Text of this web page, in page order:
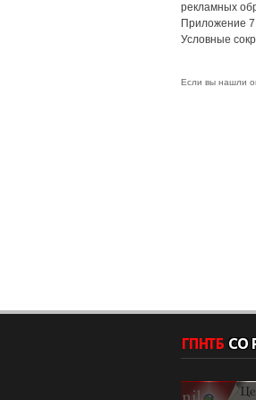
рекламных
Приложение
Условные
Если вы нашли